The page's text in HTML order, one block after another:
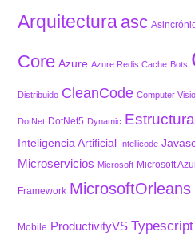
Arquitectura asc
Core Azure Azure Redis Cache Bots
Distribuido CleanCode Computer
DotNet DotNet5 Dynamic
Inteligencia Artificial Intellicode
Microservicios Microsoft Microsoft
Framework MicrosoftOrleans
Mobile ProductivityVS Typescript